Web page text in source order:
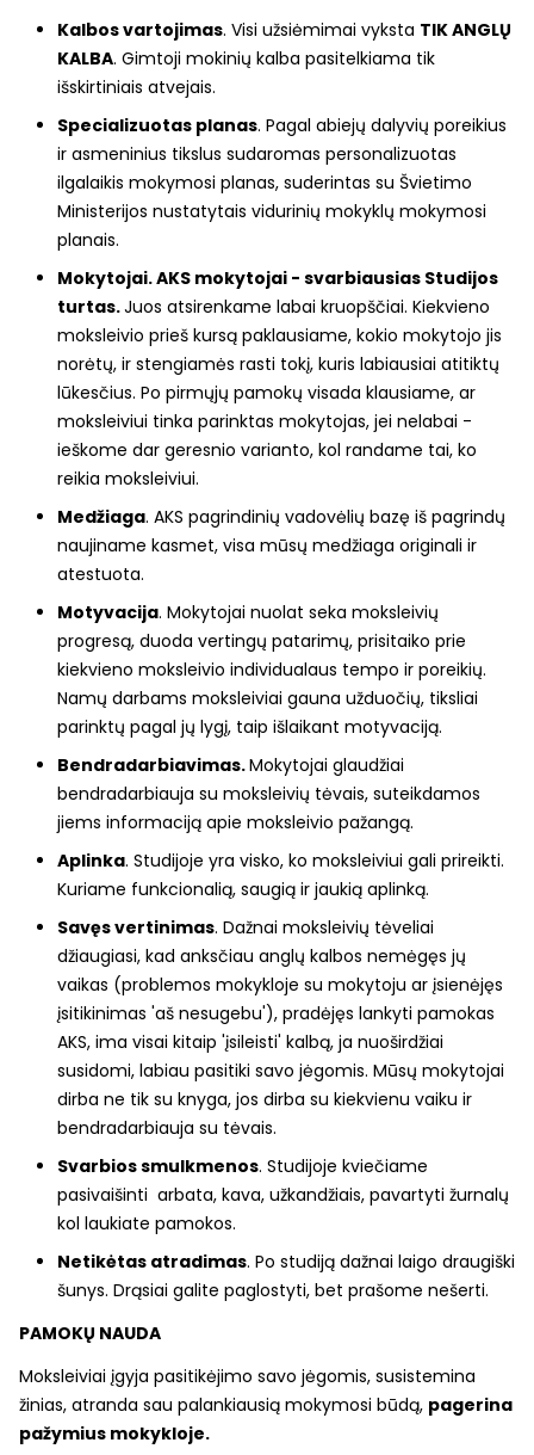
Kalbos vartojimas. Visi užsiėmimai vyksta TIK ANGLŲ
KALBA. Gimtoji mokinių kalba pasitelkiama tik
išskirtiniais atvejais.
Specializuotas planas. Pagal abiejų dalyvių poreikius
ir asmeninius tikslus sudaromas personalizuotas
ilgalaikis mokymosi planas, suderintas su Švietimo
Ministerijos nustatytais vidurinių mokyklų mokymosi
planais.
Mokytojai. AKS mokytojai - svarbiausias Studijos
turtas.Juos atsirenkame labai kruopščiai. Kiekvieno
moksleivio prieš kursą paklausiame, kokio mokytojo jis
norėtų, ir stengiamės rasti tokį, kuris labiausiai atitiktų
lūkesčius. Po pirmųjų pamokų visada klausiame, ar
moksleiviui tinka parinktas mokytojas, jei nelabai -
ieškome dar geresnio varianto, kol randame tai, ko
reikia moksleiviui.
Medžiaga. AKS pagrindinių vadovėlių bazę iš pagrindų
naujiname kasmet, visa mūsų medžiaga originali ir
atestuota.
Motyvacija. Mokytojai nuolat seka moksleivių
progresą, duoda vertingų patarimų, prisitaiko prie
kiekvieno moksleivio individualaus tempo ir poreikių.
Namų darbams moksleiviai gauna užduočių, tiksliai
parinktų pagal jų lygį, taip išlaikant motyvaciją.
Bendradarbiavimas.Mokytojai glaudžiai
bendradarbiauja su moksleivių tėvais, suteikdamos
jiems informaciją apie moksleivio pažangą.
Aplinka. Studijoje yra visko, ko moksleiviui gali prireikti.
Kuriame funkcionalią, saugią ir jaukią aplinką.
Savęs vertinimas. Dažnai moksleivių tėveliai
džiaugiasi, kad anksčiau anglų kalbos nemėgęs jų
vaikas (problemos mokykloje su mokytoju ar įsienėjęs
įsitikinimas 'aš nesugebu'), pradėjęs lankyti pamokas
AKS, ima visai kitaip 'įsileisti' kalbą, ja nuoširdžiai
susidomi, labiau pasitiki savo jėgomis. Mūsų mokytojai
dirba ne tik su knyga, jos dirba su kiekvienu vaiku ir
bendradarbiauja su tėvais.
Svarbios smulkmenos. Studijoje kviečiame
pasivaišinti arbata, kava, užkandžiais, pavartyti žurnalų
kol laukiate pamokos.
Netikėtas atradimas. Po studiją dažnai laigo draugiški
šunys. Drąsiai galite paglostyti, bet prašome nešerti.
PAMOKŲ NAUDA
Moksleiviai įgyja pasitikėjimo savo jėgomis, susistemina
žinias, atranda sau palankiausią mokymosi būdą, pagerina
pažymius mokykloje.